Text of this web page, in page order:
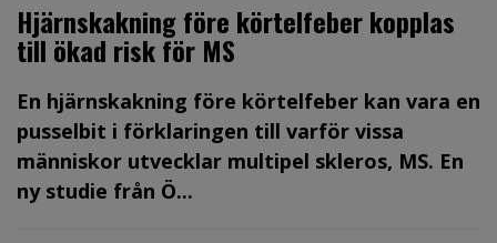
Hjärnskakning före körtelfeber kopplas
till ökad risk för MS
En hjärnskakning före körtelfeber kan vara en
pusselbit i förklaringen till varför vissa
människor utvecklar multipel skleros, MS. En
ny studie från Ö...